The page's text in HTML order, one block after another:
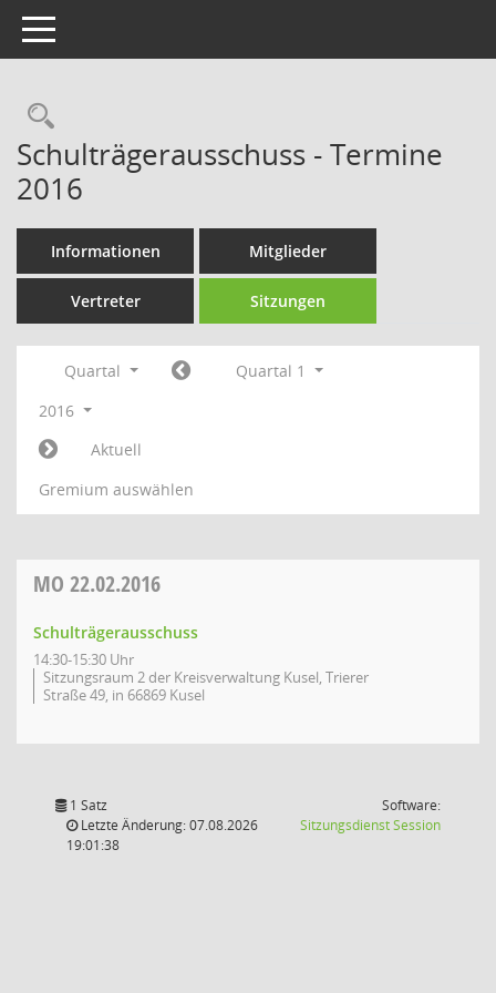
Toggle navigation
Rechercheauswahl
Schulträgerausschuss - Termine
2016
Informationen Mitglieder
Vertreter Sitzungen
Quartal
Quartal 1
2016
Aktuell
Gremium auswählen
MO 22.02.2016
Schulträgerausschuss
14:30-15:30 Uhr
Sitzungsraum 2 der Kreisverwaltung Kusel, Trierer
Straße 49, in 66869 Kusel
1 Satz
Letzte Änderung: 07.08.2026
19:01:38
Software:
SitzungsdienstSession(Wird in